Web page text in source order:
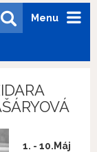
Menu
1. - 10.Máj